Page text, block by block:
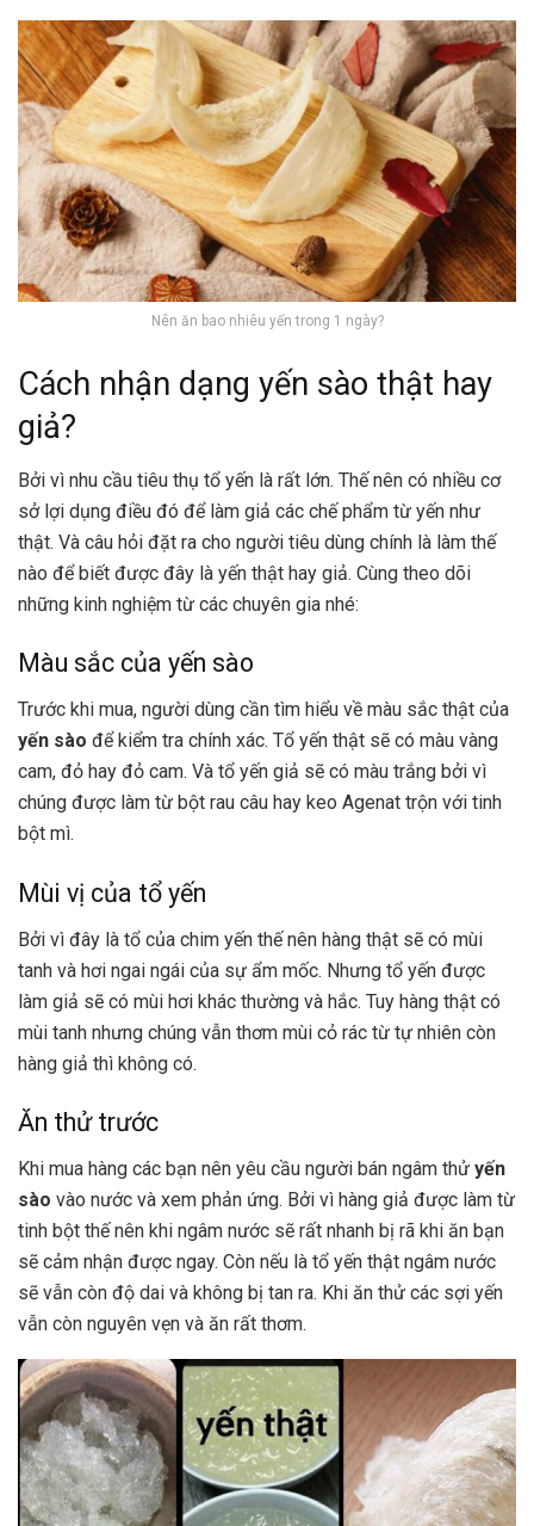
Nên ăn bao nhiêu yến trong 1 ngày?
Cách nhận dạng yến sào thật hay
giả?
Bởi vì nhu cầu tiêu thụ tổ yến là rất lớn. Thế nên có nhiều cơ
sở lợi dụng điều đó để làm giả các chế phẩm từ yến như
thật. Và câu hỏi đặt ra cho người tiêu dùng chính là làm thế
nào để biết được đây là yến thật hay giả. Cùng theo dõi
những kinh nghiệm từ các chuyên gia nhé:
Màu sắc của yến sào
Trước khi mua, người dùng cần tìm hiểu về màu sắc thật của
yến sào để kiểm tra chính xác. Tổ yến thật sẽ có màu vàng
cam, đỏ hay đỏ cam. Và tổ yến giả sẽ có màu trắng bởi vì
chúng được làm từ bột rau câu hay keo Agenat trộn với tinh
bột mì.
Mùi vị của tổ yến
Bởi vì đây là tổ của chim yến thế nên hàng thật sẽ có mùi
tanh và hơi ngai ngái của sự ẩm mốc. Nhưng tổ yến được
làm giả sẽ có mùi hơi khác thường và hắc. Tuy hàng thật có
mùi tanh nhưng chúng vẫn thơm mùi cỏ rác từ tự nhiên còn
hàng giả thì không có.
Ăn thử trước
Khi mua hàng các bạn nên yêu cầu người bán ngâm thử yến
sào vào nước và xem phản ứng. Bởi vì hàng giả được làm từ
tinh bột thế nên khi ngâm nước sẽ rất nhanh bị rã khi ăn bạn
sẽ cảm nhận được ngay. Còn nếu là tổ yến thật ngâm nước
sẽ vẫn còn độ dai và không bị tan ra. Khi ăn thử các sợi yến
vẫn còn nguyên vẹn và ăn rất thơm.